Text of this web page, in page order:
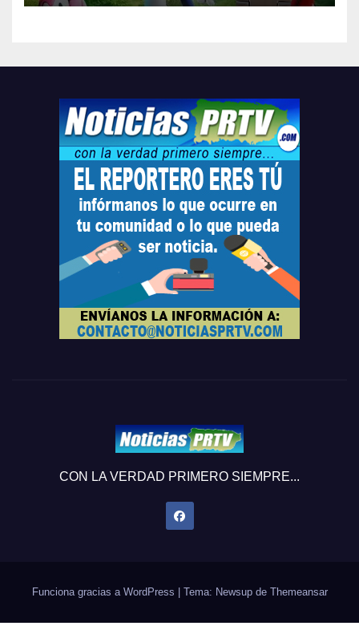
CON LA VERDAD PRIMERO SIEMPRE...
Funciona gracias a WordPress Tema: Newsup de Themeansar